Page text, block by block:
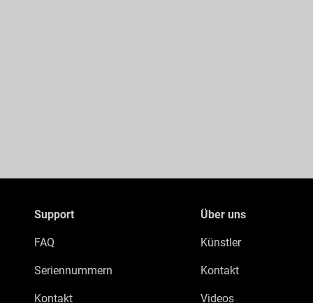
Support
FAQ
Seriennummern
Kontakt
Über uns
Künstler
Kontakt
Videos